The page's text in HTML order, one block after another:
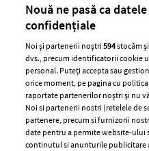
extrem de neplăcută prin
MAI
Nouă ne pasă ca
confidențiale
Noi și partenerii noștri594stocăm
dvs., precum identificatorii cookie
personal. Puteți accepta sau
orice moment, pe pagina cu
raportate partenerilor noștri și nu
Noi si partenerii nostri (retelele de
partenere, precum si furnizorii
date pentru a permite website-ului
continutul si anunturile publicitare